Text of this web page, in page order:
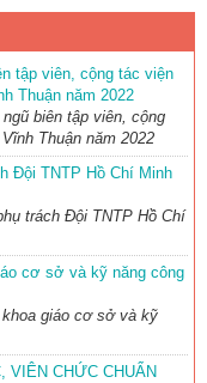
tập viên, cộng tác viện
Thuận năm 2022
biên tập viên, cộng
Thuận năm 2022
Đội TNTP Hồ Chí Minh
trách Đội TNTP Hồ Chí
cơ sở và kỹ năng công
khoa giáo cơ sở và kỹ
VIÊN CHỨC CHUẨN